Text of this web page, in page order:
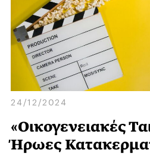
24/12/2024
«Οικογενειακές
Ήρωες